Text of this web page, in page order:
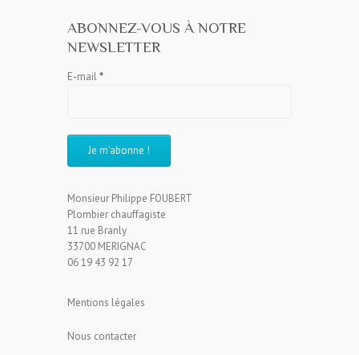
ABONNEZ-VOUS À NOTRE
NEWSLETTER
E-mail*
Monsieur Philippe FOUBERT
Plombier chauffagiste
11 rue Branly
33700 MERIGNAC
06 19 43 92 17
Mentions légales
Nous contacter